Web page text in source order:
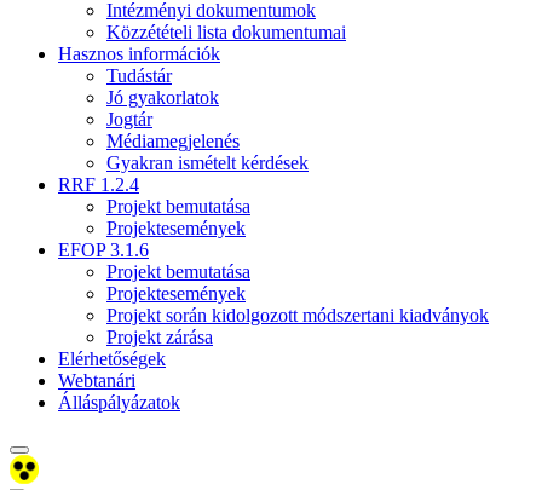
Intézményi dokumentumok
Közzétételi lista dokumentumai
Hasznos információk
Tudástár
Jó gyakorlatok
Jogtár
Médiamegjelenés
Gyakran ismételt kérdések
RRF 1.2.4
Projekt bemutatása
Projektesemények
EFOP 3.1.6
Projekt bemutatása
Projektesemények
Projekt során kidolgozott módszertani kiadványok
Projekt zárása
Elérhetőségek
Webtanári
Álláspályázatok